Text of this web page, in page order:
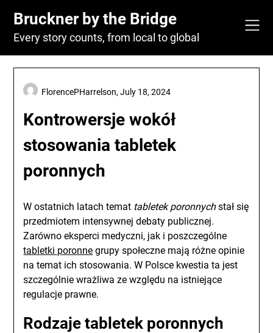
content
Bruckner by the Bridge
Every story counts, from local to global
Kontrowersje wokół
stosowania tabletek
poronnych
FlorencePHarrelson,July 18, 2024
W ostatnich latach temat tabletek poronnychstał się
przedmiotem intensywnej debaty publicznej.
Zarówno eksperci medyczni, jak i poszczególne
tabletki poronne grupy społeczne mają różne opinie
na temat ich stosowania. W Polsce kwestia ta jest
szczególnie wrażliwa ze względu na istniejące
regulacje prawne.
Rodzaje tabletek poronnych